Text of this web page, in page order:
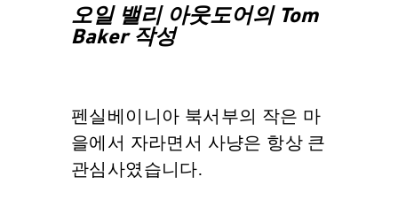
오일 밸리 아웃도어의 Tom
Baker 작성
펜실베이니아 북서부의 작은 마
을에서 자라면서 사냥은 항상 큰
관심사였습니다.